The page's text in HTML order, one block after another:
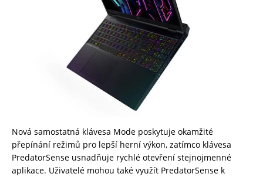
Nová samostatná klávesa Mode poskytuje okamžité
přepínání režimů pro lepší herní výkon, zatímco klávesa
PredatorSense usnadňuje rychlé otevření stejnojmenné
aplikace. Uživatelé mohou také využít PredatorSense k